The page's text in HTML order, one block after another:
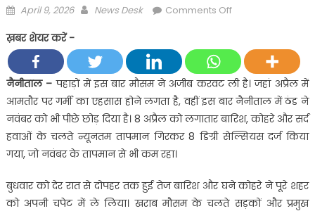
Posted
April 9, 2026 Author
News Desk Comments Offon
ठंड
ने
तोड़ा
रिकॉर्ड,
नैनीताल
में
डिग्री
तक
ख़बर शेयर करें -
नैनीताल–पहाड़ों में इस बार मौसम ने अजीब करवट ली है। जहां अप्रैल में
आमतौर पर गर्मी का एहसास होने लगता है, वहीं इस बार नैनीताल में ठंड ने
नवंबर को भी पीछे छोड़ दिया है। 8 अप्रैल को लगातार बारिश, कोहरे और सर्द
हवाओं के चलते न्यूनतम तापमान गिरकर 8 डिग्री सेल्सियस दर्ज किया
गया, जो नवंबर के तापमान से भी कम रहा।
बुधवार को देर रात से दोपहर तक हुई तेज बारिश और घने कोहरे ने पूरे शहर
को अपनी चपेट में ले लिया। खराब मौसम के चलते सड़कों और प्रमुख